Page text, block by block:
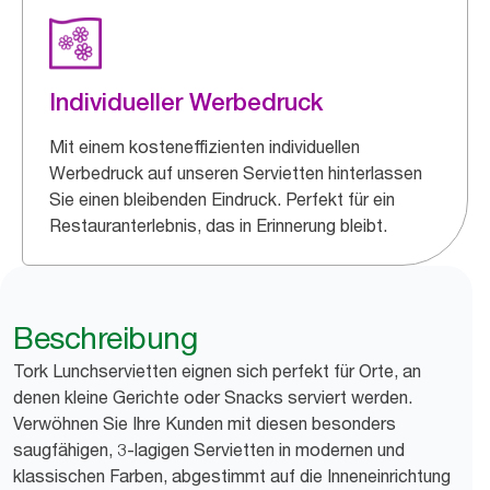
Individueller Werbedruck
Mit einem kosteneffizienten individuellen
Werbedruck auf unseren Servietten hinterlassen
Sie einen bleibenden Eindruck. Perfekt für ein
Restauranterlebnis, das in Erinnerung bleibt.
Beschreibung
Tork Lunchservietten eignen sich perfekt für Orte, an
denen kleine Gerichte oder Snacks serviert werden.
Verwöhnen Sie Ihre Kunden mit diesen besonders
saugfähigen, 3-lagigen Servietten in modernen und
klassischen Farben, abgestimmt auf die Inneneinrichtung